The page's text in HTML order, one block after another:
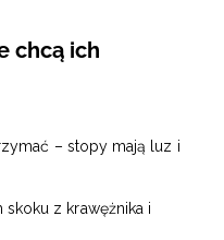
chcą ich
– stopy mają luz i
z krawężnika i